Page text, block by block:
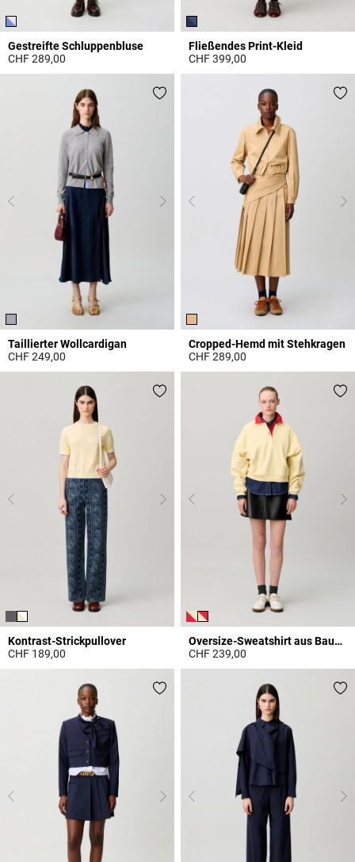
Gestreifte Schluppenbluse
CHF 289,00
Fließendes Print-Kleid
CHF 399,00
Taillierter Wollcardigan
CHF 249,00
Cropped-Hemd mit Stehkragen
CHF 289,00
Kontrast-Strickpullover
CHF 189,00
Oversize-Sweatshirt aus Baumwolle
CHF 239,00